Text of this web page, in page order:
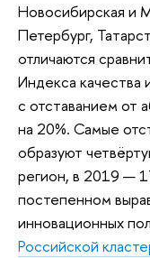
Новосибирская и
Петербург,
отличаются
Индекса
с отставанием от
на 20%. Самые
образуют
регион, в 2019 —
постепенном
инновационных
Российской